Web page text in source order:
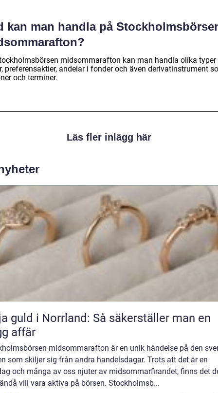
kan man handla på
midsommarafton kan man handla olika typer
preferensaktier, andelar i fonder och även derivatinstrument
och terminer.
Läs fler inlägg här
guld i Norrland: Så säkerställer man en
affär
midsommarafton är en unik händelse på den
som skiljer sig från andra handelsdagar. Trots att det är en
och många av oss njuter av midsommarfirandet, finns det
vill vara aktiva på börsen. Stockholmsb...